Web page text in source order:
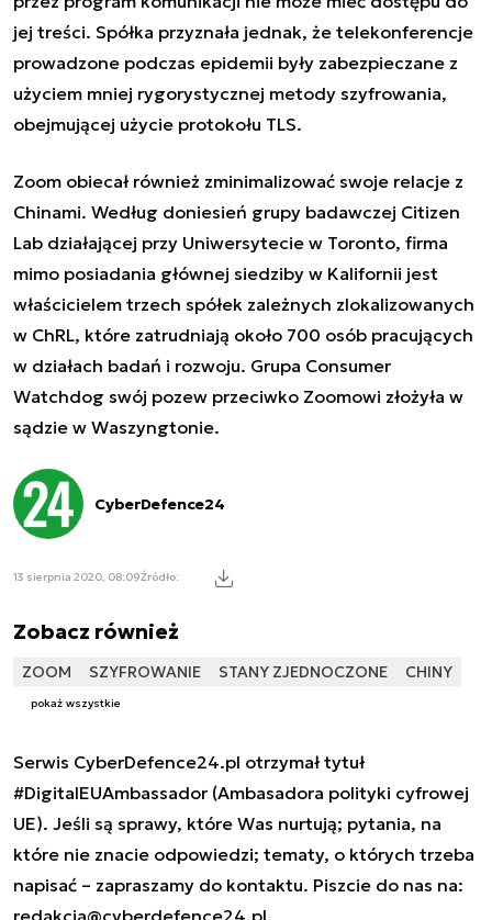
jej treści. Spółka przyznała jednak, że telekonferencje
prowadzone podczas epidemii były zabezpieczane z
użyciem mniej rygorystycznej metody szyfrowania,
obejmującej użycie protokołu TLS.
Zoom obiecał również zminimalizować swoje relacje z
Chinami. Według doniesień grupy badawczej Citizen
Lab działającej przy Uniwersytecie w Toronto, firma
mimo posiadania głównej siedziby w Kalifornii jest
właścicielem trzech spółek zależnych zlokalizowanych
w ChRL, które zatrudniają około 700 osób pracujących
w działach badań i rozwoju. Grupa Consumer
Watchdog swój pozew przeciwko Zoomowi złożyła w
sądzie w Waszyngtonie.
CyberDefence24
13 sierpnia 2020, 08:09Źródło:
Zobacz również
ZOOM SZYFROWANIE STANY ZJEDNOCZONE CHINY
pokaż wszystkie
Serwis CyberDefence24.pl otrzymał tytuł
#DigitalEUAmbassador (Ambasadora polityki cyfrowej
UE). Jeśli są sprawy, które Was nurtują; pytania, na
które nie znacie odpowiedzi; tematy, o których trzeba
napisać – zapraszamy do kontaktu. Piszcie do nas na: